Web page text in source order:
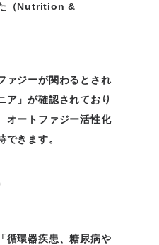
（Nutrition &
ァジーが関わるとされ
ア」が確認されており
オートファジー活性化
できます。
循環器疾患、糖尿病や